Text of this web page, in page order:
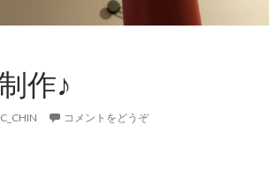
作♪
コメントをどうぞ